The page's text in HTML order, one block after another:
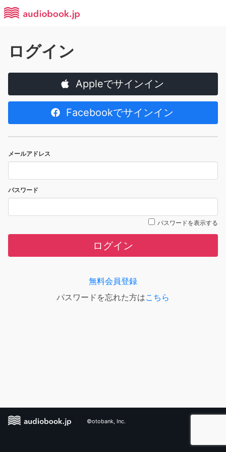
ログイン
Appleでサインイン
Facebookでサインイン
メールアドレス
パスワード
パスワードを表示する
ログイン
無料会員登録
パスワードを忘れた方はこちら
©otobank, Inc.